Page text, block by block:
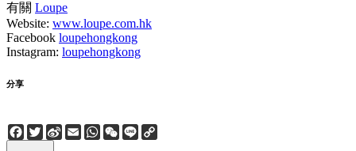
有關 Loupe
Website: www.loupe.com.hk
Facebook loupehongkong
Instagram: loupehongkong
分享
Facebook
Twitter
Sina
Weibo
EmailWhatsApp
WeChat
Line